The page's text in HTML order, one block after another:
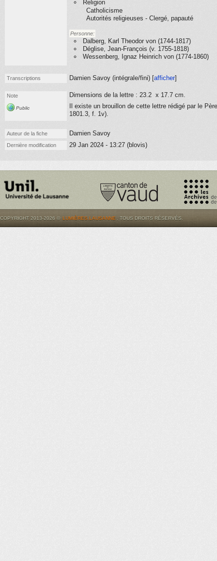
Religion
Catholicisme
Autorités religieuses - Clergé, papauté
Personne:
Dalberg, Karl Theodor von (1744-1817)
Déglise, Jean-François (v. 1755-1818)
Wessenberg, Ignaz Heinrich von (1774-1860)
Transcriptions Damien Savoy (intégrale/fini) [afficher]
Note
Public
Dimensions de la lettre : 23.2 x 17.7 cm.
Il existe un brouillon de cette lettre rédigé par le
1801.3, f. 1v).
Auteur de la fiche Damien Savoy
Dernière modification 29 Jan 2024 - 13:27 (blovis)
COPYRIGHT 2013-2026 © LUMIÈRES.LAUSANNE . TOUS DROITS RÉSERVÉS.